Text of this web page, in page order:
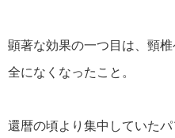
顕著な効果の一つ目は、頸
全になくなったこと。
還暦の頃より集中していた